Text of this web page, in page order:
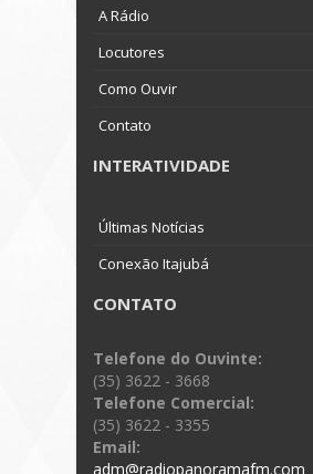
A Rádio
Locutores
Como Ouvir
Contato
INTERATIVIDADE
Últimas Notícias
Conexão Itajubá
CONTATO
Telefone do Ouvinte:
(35) 3622 - 3668
Telefone Comercial:
(35) 3622 - 3355
Email:
adm@radiopanoramafm.com